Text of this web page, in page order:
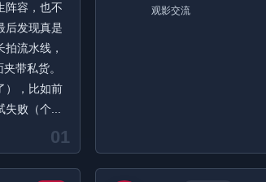
01
阵容，也不
后发现真是
流水线，
带私货。
），比如前
败（个...
观影交流